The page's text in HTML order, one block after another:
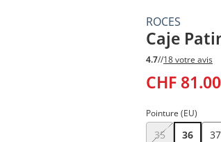
ROCES
Caje
4.7//18 votre avis
CHF 81.00
Pointure (EU)
35 36 37